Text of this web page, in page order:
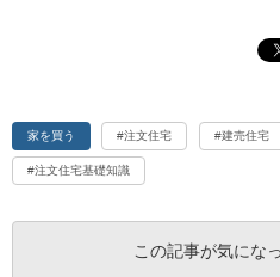
家を買う #注文住宅 #建売住宅
#注文住宅基礎知識
この記事が気にな